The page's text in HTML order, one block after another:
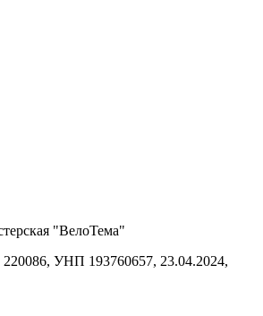
"ВелоТема"
220086, УНП 193760657, 23.04.2024,